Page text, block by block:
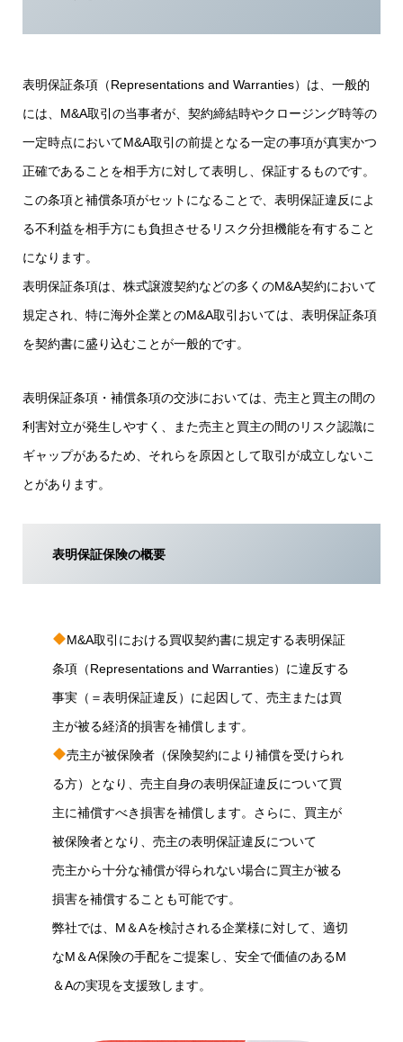
表明保証条項（Representations and Warranties）は、一般的
には、M&A取引の当事者が、契約締結時やクロージング時等の
一定時点においてM&A取引の前提となる一定の事項が真実かつ
正確であることを相手方に対して表明し、保証するものです。
この条項と補償条項がセットになることで、表明保証違反によ
る不利益を相手方にも負担させるリスク分担機能を有すること
になります。
表明保証条項は、株式譲渡契約などの多くのM&A契約において
規定され、特に海外企業とのM&A取引おいては、表明保証条項
を契約書に盛り込むことが一般的です。
表明保証条項・補償条項の交渉においては、売主と買主の間の
利害対立が発生しやすく、また売主と買主の間のリスク認識に
ギャップがあるため、それらを原因として取引が成立しないこ
とがあります。
表明保証保険の概要
M&A取引における買収契約書に規定する表明保証
条項（Representations and Warranties）に違反する
事実（＝表明保証違反）に起因して、売主または買
主が被る経済的損害を補償します。
売主が被保険者（保険契約により補償を受けられ
る方）となり、売主自身の表明保証違反について買
主に補償すべき損害を補償します。さらに、買主が
被保険者となり、売主の表明保証違反について
売主から十分な補償が得られない場合に買主が被る
損害を補償することも可能です。
弊社では、M＆Aを検討される企業様に対して、適切
なM＆A保険の手配をご提案し、安全で価値のあるM
＆Aの実現を支援致します。